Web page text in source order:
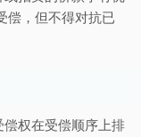
偿，但不得对抗已
权在受偿顺序上排